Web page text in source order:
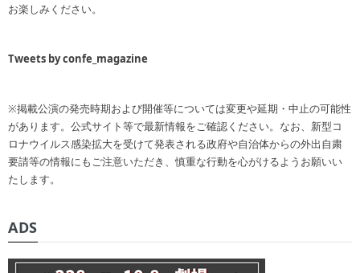
お楽しみください。
Tweets by confe_magazine
※掲載公演の発売時期および開催等については変更や延期・中止の可能性
があります。公式サイト等で最新情報をご確認ください。なお、新型コ
ロナウイルス感染拡大を受けて発表される政府や自治体からの外出自粛
要請等の情報にもご注意いただき、慎重な行動を心がけるようお願いい
たします。
ADS